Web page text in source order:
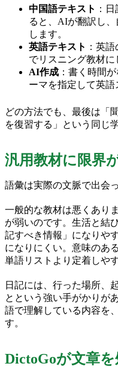
中国語テキスト ：
ると、AIが翻訳し
します。
英語テキスト ：英
でリスニング教材に
AI作成 ：書く時間
ーマを指定して英語
どの方法でも、最後は
を復習する」という同じ
汎用教材に限界
語彙は実際の文脈で出会
一般的な教材は悪くあり
が弱いのです。生活と結
記すべき情報」になりや
になりにくい。意味のあ
単語リストより定着しや
日記には、行った場所、
とという強い手がかりが
語で理解している内容を
す。
DictoGoが文章